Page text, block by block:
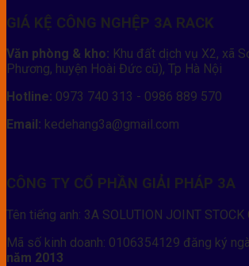
GIÁ KỆ CÔNG NGHỆP 3A RACK
Văn phòng & kho: Khu đất dịch vụ X2, xã
Phương, huyện Hoài Đức cũ), Tp Hà Nội
Hotline: 0973 740 313 - 0986 889 570
Email: kedehang3a@gmail.com
CÔNG TY CỔ PHẦN GIẢI PHÁP 3A
Tên tiếng anh: 3A SOLUTION JOINT STOCK
Mã số kinh doanh: 0106354129 đăng ký
năm 2013